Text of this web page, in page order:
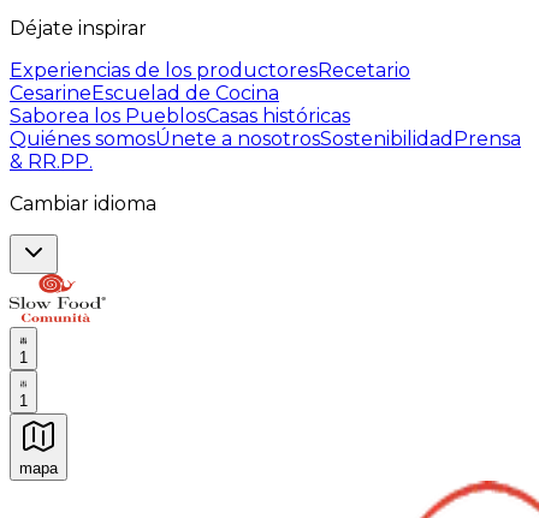
Déjate inspirar
Experiencias de los productoresRecetario
CesarineEscuelad de Cocina
Saborea los PueblosCasas históricas
Quiénes somosÚnete a nosotrosSostenibilidad Prensa
& RR.PP.
Cambiar idioma
1
1
mapa
Experiencias culinarias inolvidables: Experiencias